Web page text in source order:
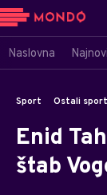
Naslovna
Sport Ostali
Enid
štab